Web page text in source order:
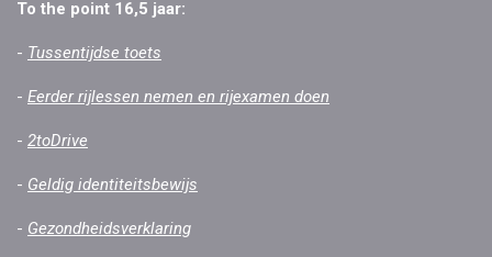
To the point 16,5 jaar:
- Tussentijdse toets
- Eerder rijlessen nemen en rijexamen doen
- 2toDrive
- Geldig identiteitsbewijs
- Gezondheidsverklaring